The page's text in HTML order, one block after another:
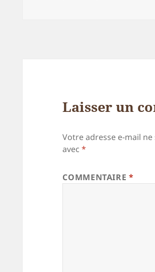
Laisser un
Votre adresse e-mail
avec*
COMMENTAIRE*